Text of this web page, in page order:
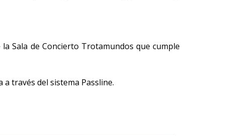
Sala de Concierto Trotamundos que cumple
través del sistema Passline.